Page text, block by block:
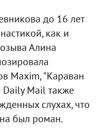
до 16 лет
как и
Алина
Maxim, "Караван
Daily Mail также
слухах, что
был роман.